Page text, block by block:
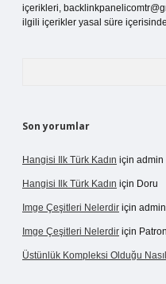
içerikleri,
ilgili içerikler yasal süre içerisinde
Son yorumlar
Hangisi Ilk Türk Kadın için admin
Hangisi Ilk Türk Kadın için Doru
Imge Çeşitleri Nelerdir için admin
Imge Çeşitleri Nelerdir için Patron
Üstünlük Kompleksi Olduğu Nasıl